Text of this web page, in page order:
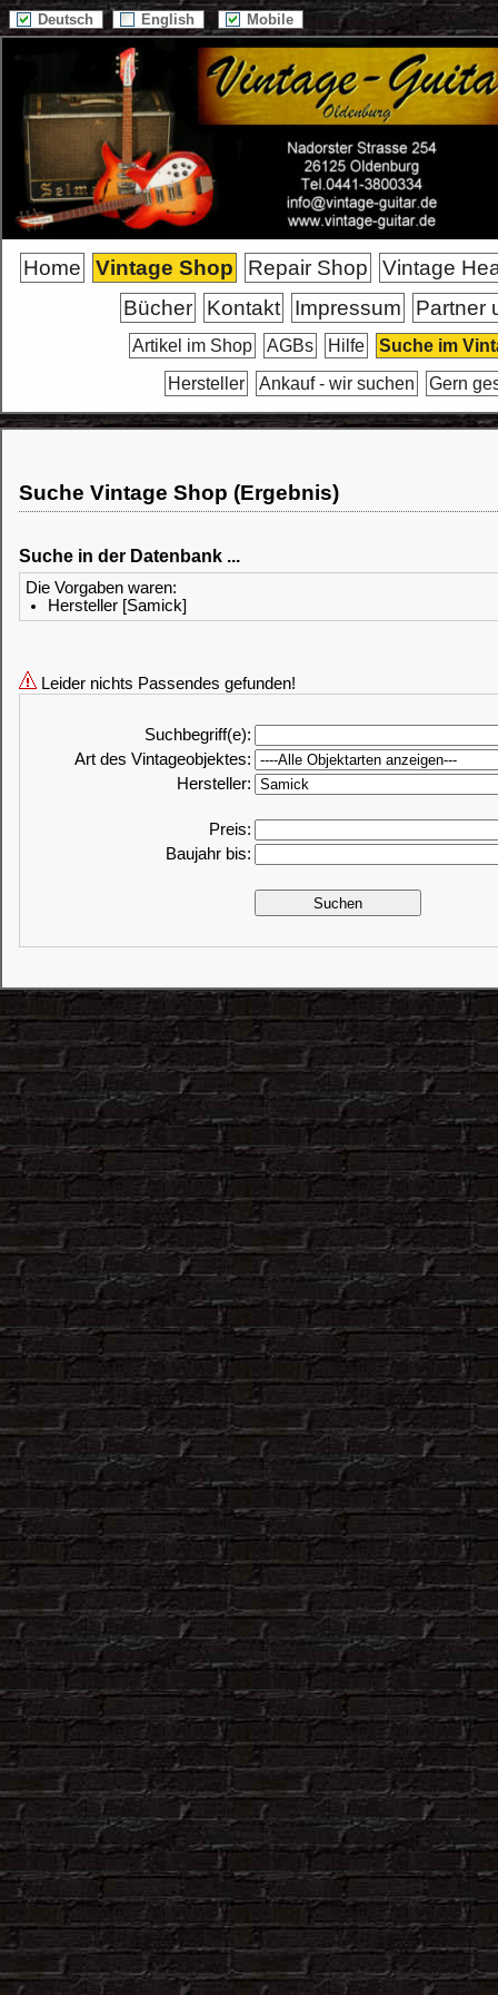
Deutsch English Mobile
Home Vintage Shop Repair Shop
Vintage
Bücher
Kontakt Impressum Partner
Artikel im Shop AGBs Hilfe
Suche im
Hersteller
Ankauf - wir suchen Gern
Suche Vintage Shop (Ergebnis)
Suche in der Datenbank ...
Die Vorgaben waren:
Hersteller [Samick]
Leider nichts Passendes gefunden!
Suchbegriff(e):
Art des Vintageobjektes:
Hersteller:
Preis:
Baujahr bis: